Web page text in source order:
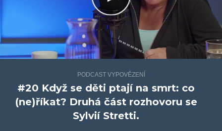
PODCAST VYPOVĚZENÍ
#20 Když se děti ptají na smrt: co
(ne)říkat? Druhá část rozhovoru se
Sylvií Stretti.